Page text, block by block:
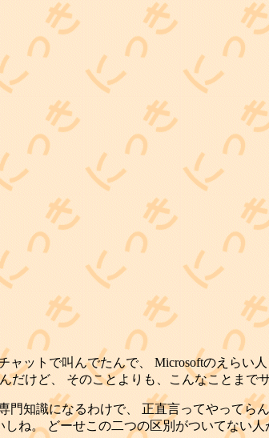
ットで叫んでたんで、 Microsoftのえらい
けど、 そのことよりも、こんなことまで
門知識になるわけで、 正直言ってやって
ね。 どーせこの二つの区別がついてない人